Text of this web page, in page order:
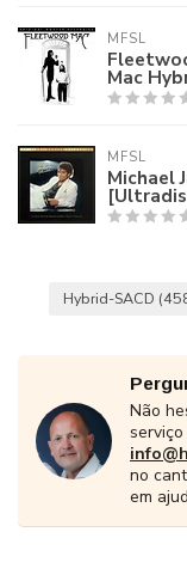
MFSL
Mac
MFSL
Michael
Hybrid-SACD
Não
no
em